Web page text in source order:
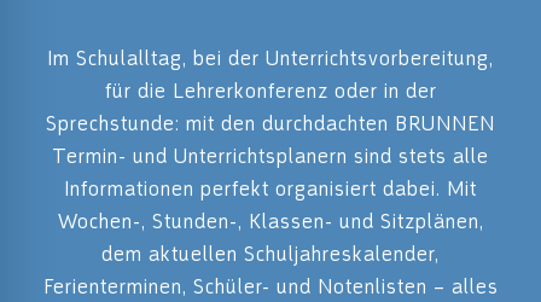
Im Schulalltag, bei der Unterrichtsvorbereitung,
für die Lehrerkonferenz oder in der
Sprechstunde: mit den durchdachten BRUNNEN
Termin- und Unterrichtsplanern sind stets alle
Informationen perfekt organisiert dabei. Mit
Wochen-, Stunden-, Klassen- und Sitzplänen,
dem aktuellen Schuljahreskalender,
Ferienterminen, Schüler- und Notenlisten – alles